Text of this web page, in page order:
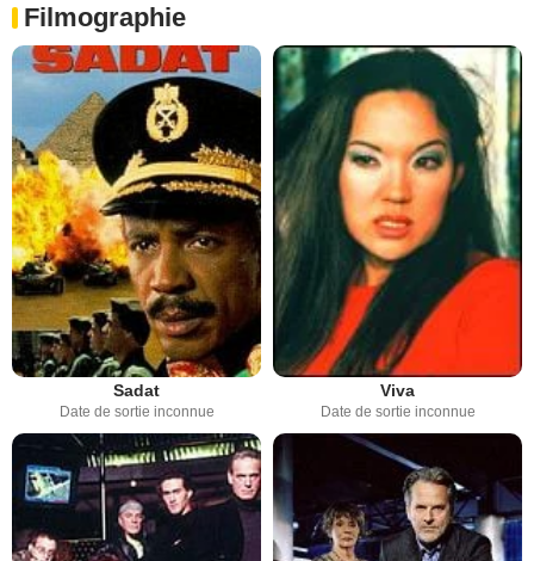
Filmographie
Sadat
Date de sortie inconnue
Viva
Date de sortie inconnue